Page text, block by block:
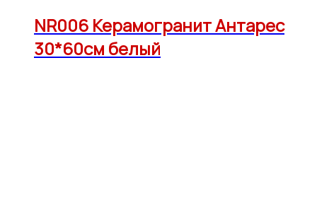
NR006 Керамогранит Антарес
30*60см белый